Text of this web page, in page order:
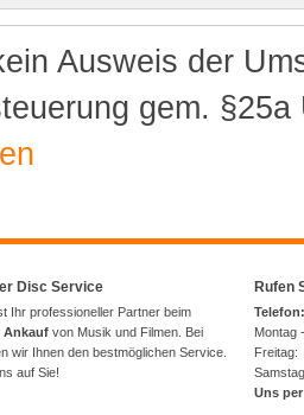
Ausweis der
gem.
Disc Service
Ihr professioneller Partner beim
Ankauf von Musik und Filmen. Bei
wir Ihnen den bestmöglichen Service.
auf Sie!
Rufen
Montag
Uns